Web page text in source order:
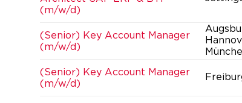
(m/w/d)
(Senior) Key Account Manager
(m/w/d)
(Senior) Key Account Manager
(m/w/d)